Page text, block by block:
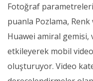
Fotoğraf
puanla Pozlama, Renk
Huawei amiral gemisi,
etkileyerek mobil
oluşturuyor. Video